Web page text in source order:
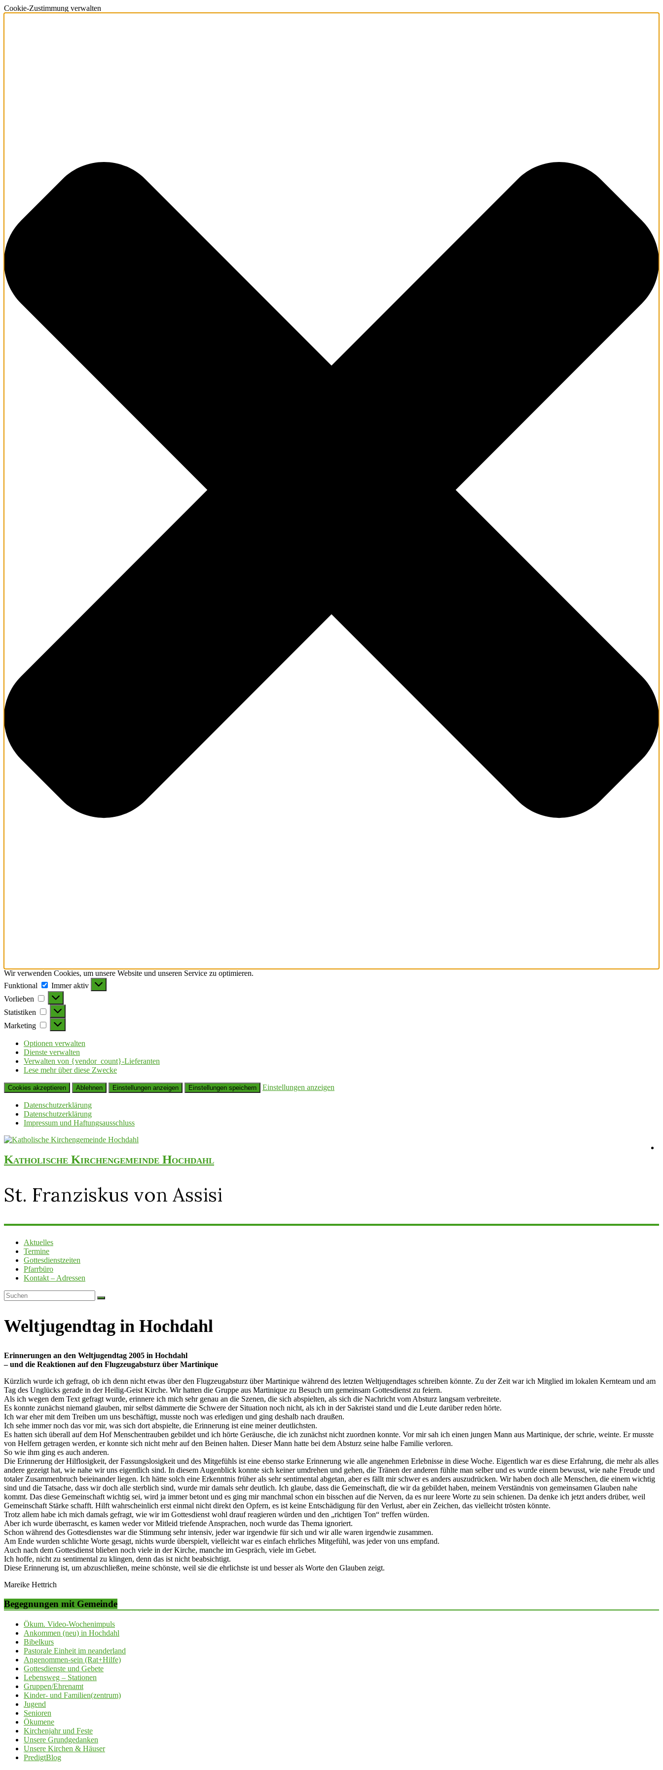
Cookie-Zustimmung verwalten
Wir verwenden Cookies, um unsere Website und unseren Service zu optimieren.
Funktional
Funktional
Immer aktiv
Vorlieben
Vorlieben
Statistiken Statistiken
Marketing Marketing
Optionen verwalten
Dienste verwalten
Verwalten von {vendor_count}-Lieferanten
Lese mehr über diese Zwecke
Cookies akzeptieren Ablehnen Einstellungen anzeigen Einstellungen speichern Einstellungen anzeigen
Datenschutzerklärung
Datenschutzerklärung
Impressum und Haftungsausschluss
Katholische Kirchengemeinde Hochdahl
St. Franziskus von Assisi
Aktuelles
Termine
Gottesdienstzeiten
Pfarrbüro
Kontakt – Adressen
Weltjugendtag in Hochdahl
Erinnerungen an den Weltjugendtag 2005 in Hochdahl
– und die Reaktionen auf den Flugzeugabsturz über Martinique
Kürzlich wurde ich gefragt, ob ich denn nicht etwas über den Flugzeugabsturz über Martinique während des letzten Weltjugendtages schreiben könnte. Zu der Zeit war ich Mitglied im lokalen Kernteam und am
Tag des Unglücks gerade in der Heilig-Geist Kirche. Wir hatten die Gruppe aus Martinique zu Besuch um gemeinsam Gottesdienst zu feiern.
Als ich wegen dem Text gefragt wurde, erinnere ich mich sehr genau an die Szenen, die sich abspielten, als sich die Nachricht vom Absturz langsam verbreitete.
Es konnte zunächst niemand glauben, mir selbst dämmerte die Schwere der Situation noch nicht, als ich in der Sakristei stand und die Leute darüber reden hörte.
Ich war eher mit dem Treiben um uns beschäftigt, musste noch was erledigen und ging deshalb nach draußen.
Ich sehe immer noch das vor mir, was sich dort abspielte, die Erinnerung ist eine meiner deutlichsten.
Es hatten sich überall auf dem Hof Menschentrauben gebildet und ich hörte Geräusche, die ich zunächst nicht zuordnen konnte. Vor mir sah ich einen jungen Mann aus Martinique, der schrie, weinte. Er musste
von Helfern getragen werden, er konnte sich nicht mehr auf den Beinen halten. Dieser Mann hatte bei dem Absturz seine halbe Familie verloren.
So wie ihm ging es auch anderen.
Die Erinnerung der Hilflosigkeit, der Fassungslosigkeit und des Mitgefühls ist eine ebenso starke Erinnerung wie alle angenehmen Erlebnisse in diese Woche. Eigentlich war es diese Erfahrung, die mehr als alles
andere gezeigt hat, wie nahe wir uns eigentlich sind. In diesem Augenblick konnte sich keiner umdrehen und gehen, die Tränen der anderen fühlte man selber und es wurde einem bewusst, wie nahe Freude und
totaler Zusammenbruch beieinander liegen. Ich hätte solch eine Erkenntnis früher als sehr sentimental abgetan, aber es fällt mir schwer es anders auszudrücken. Wir haben doch alle Menschen, die einem wichtig
sind und die Tatsache, dass wir doch alle sterblich sind, wurde mir damals sehr deutlich. Ich glaube, dass die Gemeinschaft, die wir da gebildet haben, meinem Verständnis von gemeinsamen Glauben nahe
kommt. Das diese Gemeinschaft wichtig sei, wird ja immer betont und es ging mir manchmal schon ein bisschen auf die Nerven, da es nur leere Worte zu sein schienen. Da denke ich jetzt anders drüber, weil
Gemeinschaft Stärke schafft. Hilft wahrscheinlich erst einmal nicht direkt den Opfern, es ist keine Entschädigung für den Verlust, aber ein Zeichen, das vielleicht trösten könnte.
Trotz allem habe ich mich damals gefragt, wie wir im Gottesdienst wohl drauf reagieren würden und den „richtigen Ton“ treffen würden.
Aber ich wurde überrascht, es kamen weder vor Mitleid triefende Ansprachen, noch wurde das Thema ignoriert.
Schon während des Gottesdienstes war die Stimmung sehr intensiv, jeder war irgendwie für sich und wir alle waren irgendwie zusammen.
Am Ende wurden schlichte Worte gesagt, nichts wurde überspielt, vielleicht war es einfach ehrliches Mitgefühl, was jeder von uns empfand.
Auch nach dem Gottesdienst blieben noch viele in der Kirche, manche im Gespräch, viele im Gebet.
Ich hoffe, nicht zu sentimental zu klingen, denn das ist nicht beabsichtigt.
Diese Erinnerung ist, um abzuschließen, meine schönste, weil sie die ehrlichste ist und besser als Worte den Glauben zeigt.
Mareike Hettrich
Begegnungen mit Gemeinde
Ökum. Video-Wochenimpuls
Ankommen (neu) in Hochdahl
Bibelkurs
Pastorale Einheit im neanderland
Angenommen-sein (Rat+Hilfe)
Gottesdienste und Gebete
Lebensweg – Stationen
Gruppen/Ehrenamt
Kinder- und Familien(zentrum)
Jugend
Senioren
Ökumene
Kirchenjahr und Feste
Unsere Grundgedanken
Unsere Kirchen & Häuser
PredigtBlog